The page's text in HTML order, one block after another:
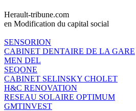
Herault-tribune.com
en Modification du capital social
SENSORION
CABINET DENTAIRE DE LA GARE
MEN DEL
SEQONE
CABINET SELINSKY CHOLET
H&C RENOVATION
RESEAU SOLAIRE OPTIMUM
GMTINVEST